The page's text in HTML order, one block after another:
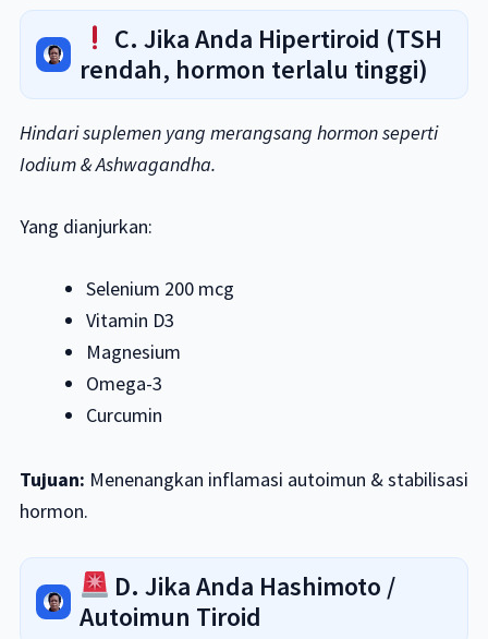
C. Jika Anda Hipertiroid (TSH
rendah, hormon terlalu tinggi)
Hindari suplemen yang merangsang hormon seperti
Iodium & Ashwagandha.
Yang dianjurkan:
Selenium 200 mcg
Vitamin D3
Magnesium
Omega-3
Curcumin
Tujuan: Menenangkan inflamasi autoimun & stabilisasi
hormon.
D. Jika Anda Hashimoto /
Autoimun Tiroid